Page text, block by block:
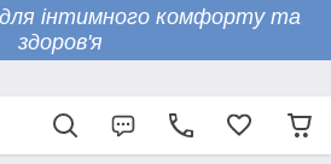
інтимного комфорту та
здоров'я